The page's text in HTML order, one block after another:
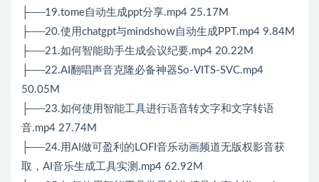
├──19.tome自动生成ppt分享.mp4 25.17M
├──20.使用chatgpt与mindshow自动生成PPT.mp4 9.84M
├──21.如何智能助手生成会议纪要.mp4 20.22M
├──22.AI翻唱声音克隆必备神器So-VITS-SVC.mp4
50.05M
├──23.如何使用智能工具进行语音转文字和文字转语
音.mp4 27.74M
├──24.用AI做可盈利的LOFI音乐动画频道无版权影音获
取，AI音乐生成工具实测.mp4 62.92M